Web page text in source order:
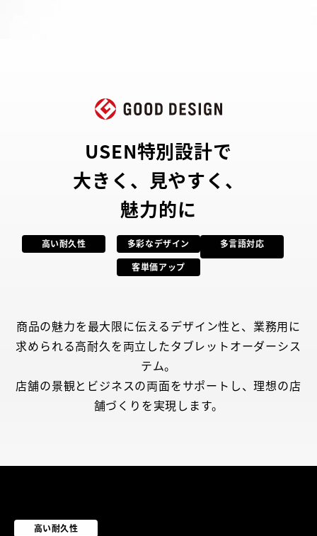
USEN特別設計で
大きく、見やすく、
魅力的に
高い耐久性 多彩なデザイン
多言語対応
客単価アップ
商品の魅力を最大限に伝えるデザイン性と、業務用に
求められる高耐久を両立したタブレットオーダーシス
テム。
店舗の景観とビジネスの両面をサポートし、理想の店
舗づくりを実現します。
高い耐久性